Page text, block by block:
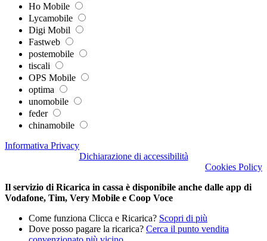
Ho Mobile
Lycamobile
Digi Mobil
Fastweb
postemobile
tiscali
OPS Mobile
optima
unomobile
feder
chinamobile
Informativa Privacy
Dichiarazione di accessibilità
Cookies Policy
Il servizio di Ricarica in cassa è disponibile anche dalle app di
Vodafone, Tim, Very Mobile e Coop Voce
Come funziona Clicca e Ricarica? Scopri di più
Dove posso pagare la ricarica? Cerca il punto vendita